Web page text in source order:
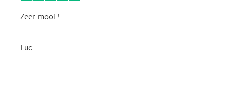
Zeer mooi !
Luc